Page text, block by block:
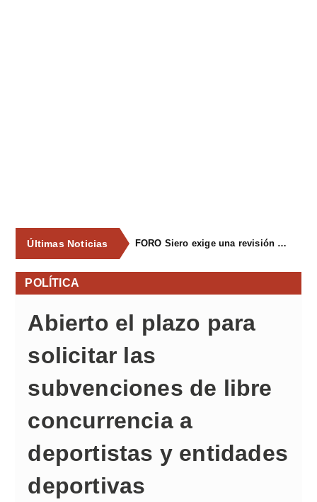
Últimas Noticias FORO Siero exige una revisión integral del servicio de recogida de residuos para acabar con los contenedores desbordados y la imagen de abandono del concejo
POLÍTICA
Abierto el plazo para
solicitar las
subvenciones de libre
concurrencia a
deportistas y entidades
deportivas